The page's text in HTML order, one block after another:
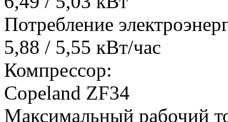
Потребление
5,88 / 5,55 кВт/час
Компрессор:
Copeland ZF34
Максимальный рабочий